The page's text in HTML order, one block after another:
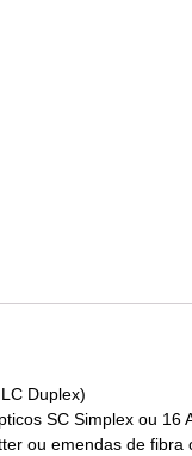
Duplex)
SC Simplex ou 16
ou emendas de fibra